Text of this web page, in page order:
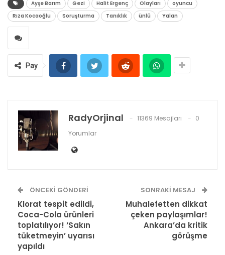
Ayşe Barım Gezi Halit Ergenç Olayları
oyuncu
Rıza Kocaoğlu
Soruşturma Tanıklık ünlü Yalan
Pay
RadyOrjinal 11369 Mesajları
0
Yorumlar
ÖNCEKI GÖNDERI
Klorat tespit edildi,
Coca-Cola ürünleri
toplatılıyor! ‘Sakın
tüketmeyin’ uyarısı
yapıldı
SONRAKI MESAJ
Muhalefetten dikkat
çeken paylaşımlar!
Ankara’da kritik
görüşme